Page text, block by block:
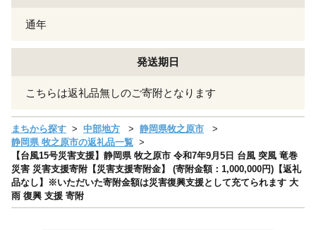
通年
発送期日
こちらは返礼品無しのご寄附となります
まちから探す 中部地方
静岡県牧之原市
静岡県 牧之原市の返礼品一覧
【台風15号災害支援】静岡県 牧之原市 令和7年9月5日 台風 突風 竜巻
災害 災害支援寄附【災害支援寄附金】 (寄附金額：1,000,000円)【返礼
品なし】※いただいた寄附金額は災害復興支援として充てられます 大
雨 復興 支援 寄附